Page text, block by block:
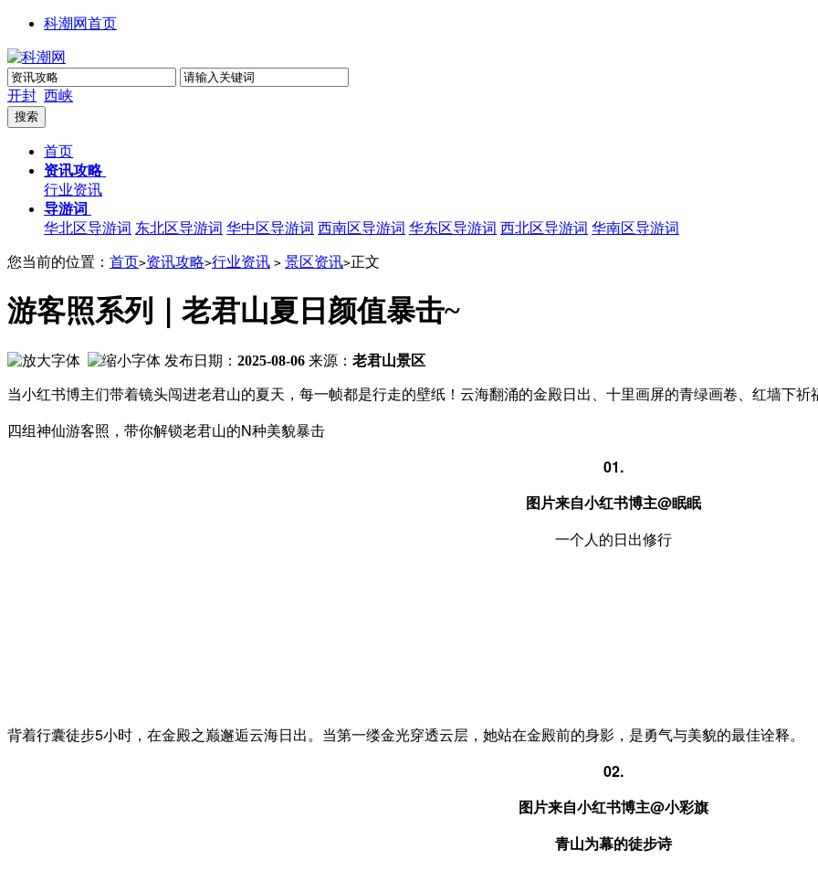
科潮网首页
开封 西峡
首页
资讯攻略
行业资讯
导游词
华北区导游词 东北区导游词 华中区导游词 西南区导游词 华东区导游词 西北区导游词 华南区导游词
您当前的位置： 首页>资讯攻略>行业资讯 > 景区资讯>正文
游客照系列｜老君山夏日颜值暴击~
发布日期： 2025-08-06 来源： 老君山景区
当小红书博主们带着镜头闯进老君山的夏天，每一帧都是行走的壁纸！云海翻涌的金殿日出、十里画屏的青绿画卷、红墙下
四组神仙游客照，带你解锁老君山的N种美貌暴击
01.
图片来自小红书博主@眠眠
一个人的日出修行
背着行囊徒步5小时，在金殿之巅邂逅云海日出。当第一缕金光穿透云层，她站在金殿前的身影，是勇气与美貌的最佳诠释。
02.
图片来自小红书博主@小彩旗
青山为幕的徒步诗